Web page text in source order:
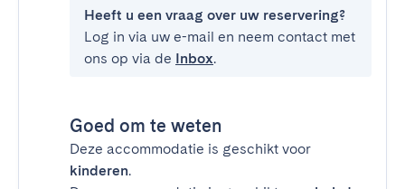
Heeft u een vraag over uw reservering?
Log in via uw e-mail en neem contact met
ons op via de Inbox.
Goed om te weten
Deze accommodatie is geschikt voor
kinderen.